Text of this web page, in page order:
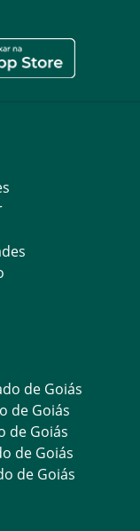
de Goiás
de Goiás
de Goiás
de Goiás
de Goiás